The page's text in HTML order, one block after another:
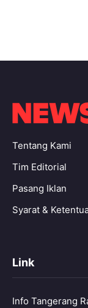
Tentang Kami
Tim Editorial
Pasang Iklan
Syarat &
Link
Info Tangerang